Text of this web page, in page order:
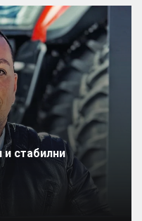
стабилни